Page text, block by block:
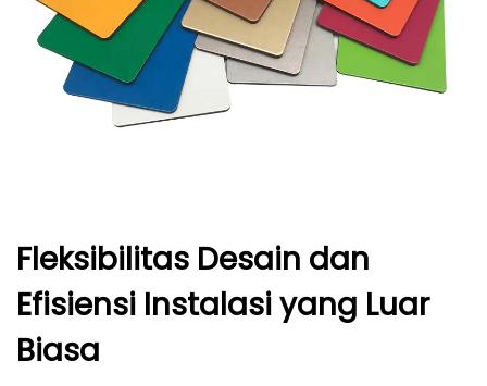
Fleksibilitas Desain dan
Efisiensi Instalasi yang Luar
Biasa